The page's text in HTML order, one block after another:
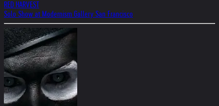
RED HARVEST
Solo Show at Modernism Gallery San Francisco